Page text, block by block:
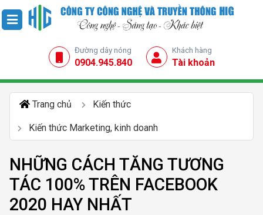
Đường dây nóng
0904.945.840
Khách hàng
Tài khoản
Trang chủ Kiến thức
Kiến thức Marketing, kinh doanh
NHỮNG CÁCH TĂNG TƯƠNG
TÁC 100% TRÊN FACEBOOK
2020 HAY NHẤT